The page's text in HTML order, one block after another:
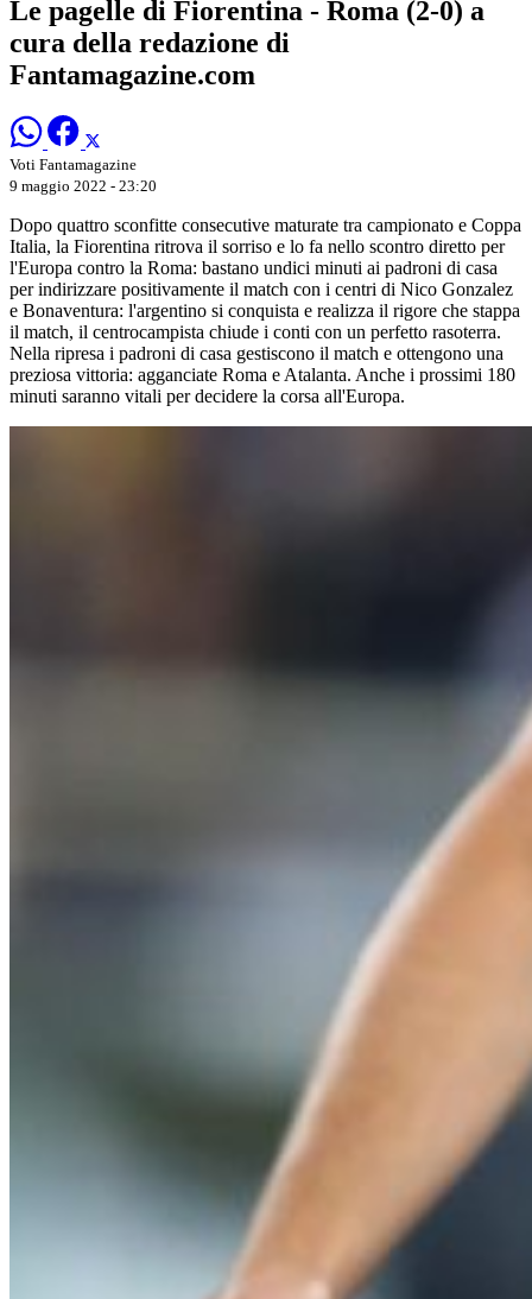
Le pagelle di Fiorentina - Roma (2-0) a
cura della redazione di
Fantamagazine.com
Voti Fantamagazine
9 maggio 2022 - 23:20
Dopo quattro sconfitte consecutive maturate tra campionato e Coppa
Italia, la Fiorentina ritrova il sorriso e lo fa nello scontro diretto per
l'Europa contro la Roma: bastano undici minuti ai padroni di casa
per indirizzare positivamente il match con i centri di Nico Gonzalez
e Bonaventura: l'argentino si conquista e realizza il rigore che stappa
il match, il centrocampista chiude i conti con un perfetto rasoterra.
Nella ripresa i padroni di casa gestiscono il match e ottengono una
preziosa vittoria: agganciate Roma e Atalanta. Anche i prossimi 180
minuti saranno vitali per decidere la corsa all'Europa.